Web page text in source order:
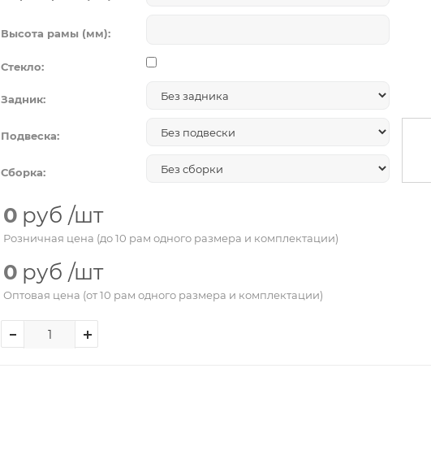
Высота рамы (мм):
Стекло:
Задник:
Подвеска:
Сборка:
0 руб /шт
Розничная цена (до 10 рам одного размера и комплектации)
0 руб /шт
Оптовая цена (от 10 рам одного размера и комплектации)